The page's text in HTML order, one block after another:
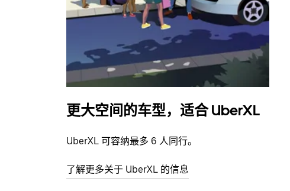
更大空间的车型，适合 UberXL
UberXL 可容纳最多 6 人同行。
了解更多关于 UberXL 的信息